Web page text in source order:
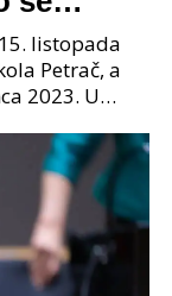
biti
listopada
Petrač, a
2023. U